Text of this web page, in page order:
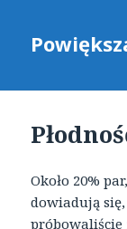
Około 20%
dowiadują się,
próbowaliście